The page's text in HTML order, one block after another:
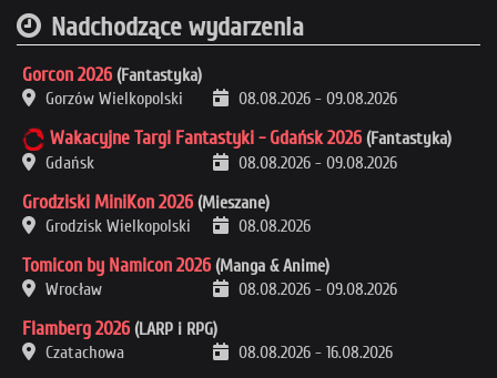
Nadchodzące wydarzenia
Gorcon 2026 (Fantastyka)
Gorzów Wielkopolski
08.08.2026 - 09.08.2026
Wakacyjne Targi Fantastyki - Gdańsk 2026 (Fantastyka)
Gdańsk
08.08.2026 - 09.08.2026
Grodziski MiniKon 2026 (Mieszane)
Grodzisk Wielkopolski
08.08.2026
Tomicon by Namicon 2026 (Manga & Anime)
Wrocław
08.08.2026 - 09.08.2026
Flamberg 2026 (LARP i RPG)
Czatachowa
08.08.2026 - 16.08.2026